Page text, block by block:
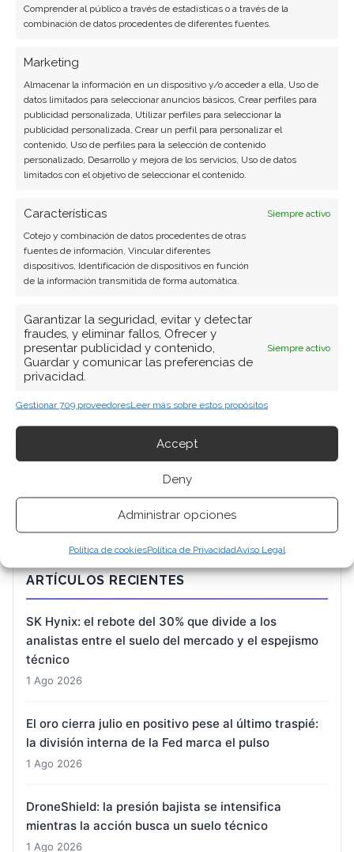
Comprender al público a través de estadísticas o a través de la
combinación de datos procedentes de diferentes fuentes.
Marketing
Almacenar la información en un dispositivo y/o acceder a ella, Uso de
datos limitados para seleccionar anuncios básicos, Crear perfiles para
publicidad personalizada, Utilizar perfiles para seleccionar la
publicidad personalizada, Crear un perfil para personalizar el
contenido, Uso de perfiles para la selección de contenido
personalizado, Desarrollo y mejora de los servicios, Uso de datos
limitados con el objetivo de seleccionar el contenido.
Características
Siempre activo
Cotejo y combinación de datos procedentes de otras
fuentes de información, Vincular diferentes
dispositivos, Identificación de dispositivos en función
de la información transmitida de forma automática.
Garantizar la seguridad, evitar y detectar
fraudes, y eliminar fallos, Ofrecer y
presentar publicidad y contenido,
Guardar y comunicar las preferencias de
privacidad.
Siempre activo
Gestionar 709 proveedoresLeer más sobre estos propósitos
Accept
Deny
Administrar opciones
Política de cookiesPolítica de PrivacidadAviso Legal
BUSCAR
ARTÍCULOS RECIENTES
SK Hynix: el rebote del 30% que divide a los
analistas entre el suelo del mercado y el espejismo
técnico
1 Ago 2026
El oro cierra julio en positivo pese al último traspié:
la división interna de la Fed marca el pulso
1 Ago 2026
DroneShield: la presión bajista se intensifica
mientras la acción busca un suelo técnico
1 Ago 2026